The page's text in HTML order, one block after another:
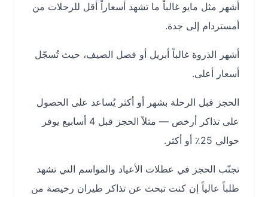
أشهر مثل مايو غالباً ما تشهد أسعاراً أقل للرحلات من
أمستردام إلى جدة.
أشهر الذروة غالباً أبريل أو فصل الصيف، حيث تُسجّل
أسعار أعلى.
الحجز قبل الرحلة بشهر أو أكثر يُساعد على الحصول
على تذاكر أرخص — مثلاً الحجز قبل 4 أسابيع يوفر
حوالي 25٪ أو أكثر.
تجنّب الحجز في عطلات الأعياد والمواسم التي تشهد
طلباً عالياً إن كنت تبحث عن تذاكر طيران رخيصة من